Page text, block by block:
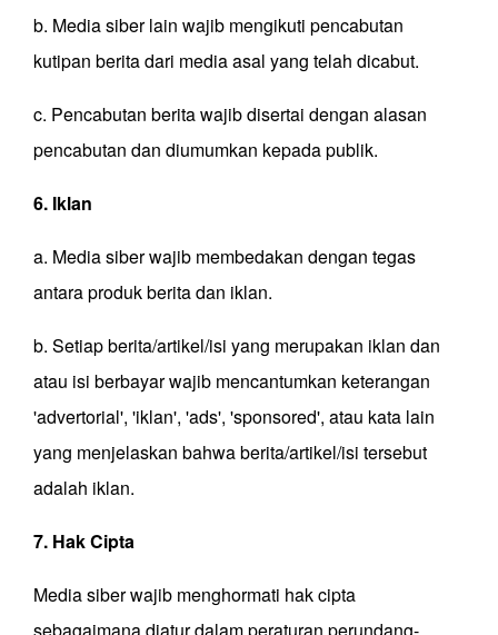
b. Media siber lain wajib mengikuti pencabutan
kutipan berita dari media asal yang telah dicabut.
c. Pencabutan berita wajib disertai dengan alasan
pencabutan dan diumumkan kepada publik.
6. Iklan
a. Media siber wajib membedakan dengan tegas
antara produk berita dan iklan.
b. Setiap berita/artikel/isi yang merupakan iklan dan
atau isi berbayar wajib mencantumkan keterangan
'advertorial', 'iklan', 'ads', 'sponsored', atau kata lain
yang menjelaskan bahwa berita/artikel/isi tersebut
adalah iklan.
7. Hak Cipta
Media siber wajib menghormati hak cipta
sebagaimana diatur dalam peraturan perundang-